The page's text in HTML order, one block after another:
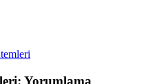
Yorumlama